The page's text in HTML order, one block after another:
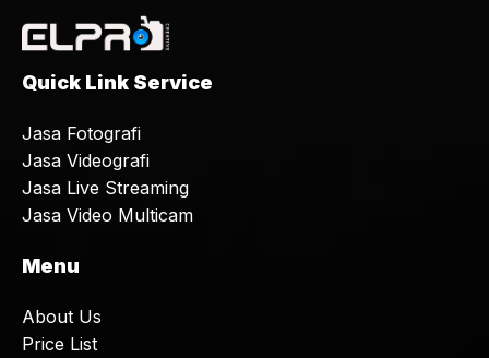
Quick Link Service
Jasa Fotografi
Jasa Videografi
Jasa Live Streaming
Jasa Video Multicam
Menu
About Us
Price List